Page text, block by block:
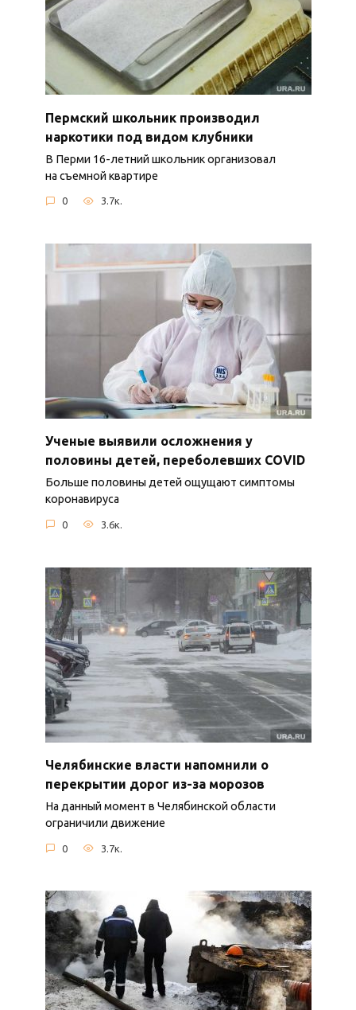
Пермский школьник производил
наркотики под видом клубники
В Перми 16-летний школьник организовал
на съемной квартире
0 3.7к.
Ученые выявили осложнения у
половины детей, переболевших COVID
Больше половины детей ощущают симптомы
коронавируса
0 3.6к.
Челябинские власти напомнили о
перекрытии дорог из-за морозов
На данный момент в Челябинской области
ограничили движение
0 3.7к.